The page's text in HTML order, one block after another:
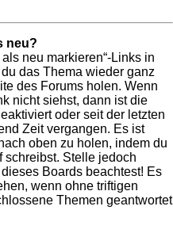
neu?
neu markieren“-Links in
das Thema wieder ganz
des Forums holen. Wenn
nicht siehst, dann ist die
oder seit der letzten
Zeit vergangen. Es ist
oben zu holen, indem du
schreibst. Stelle jedoch
Boards beachtest! Es
wenn ohne triftigen
Themen geantwortet